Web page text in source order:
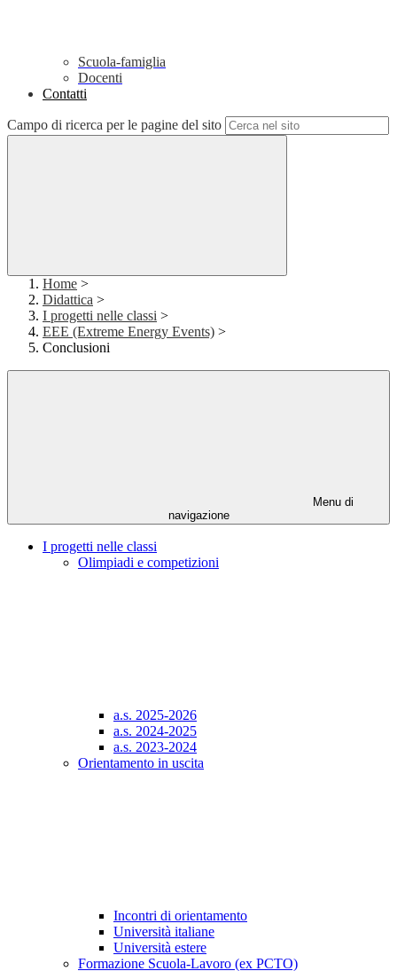
Scuola-famiglia
Docenti
Contatti
Campo di ricerca per le pagine del sito
Home >
Didattica >
I progetti nelle classi >
EEE (Extreme Energy Events) >
Conclusioni
Menu di
navigazione
I progetti nelle classi
Olimpiadi e competizioni
a.s. 2025-2026
a.s. 2024-2025
a.s. 2023-2024
Orientamento in uscita
Incontri di orientamento
Università italiane
Università estere
Formazione Scuola-Lavoro (ex PCTO)